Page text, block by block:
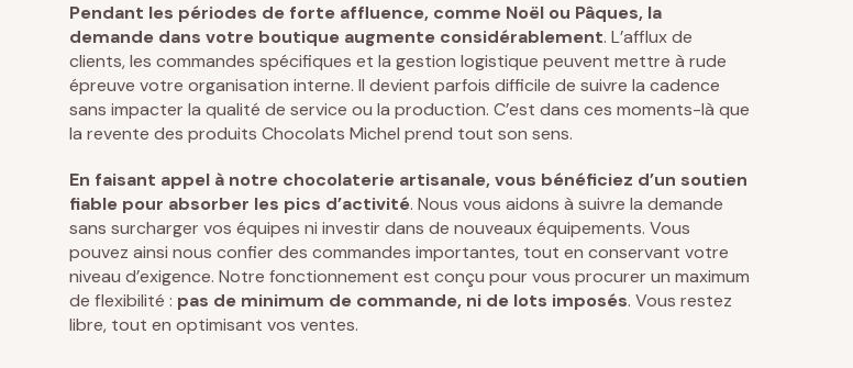
Pendant les périodes de forte affluence, comme Noël ou Pâques, la
demande dans votre boutique augmente considérablement. L’afflux de
clients, les commandes spécifiques et la gestion logistique peuvent mettre à rude
épreuve votre organisation interne. Il devient parfois difficile de suivre la cadence
sans impacter la qualité de service ou la production. C’est dans ces moments-là que
la revente des produits Chocolats Michel prend tout son sens.
En faisant appel à notre chocolaterie artisanale, vous bénéficiez d’un soutien
fiable pour absorber les pics d’activité. Nous vous aidons à suivre la demande
sans surcharger vos équipes ni investir dans de nouveaux équipements. Vous
pouvez ainsi nous confier des commandes importantes, tout en conservant votre
niveau d’exigence. Notre fonctionnement est conçu pour vous procurer un maximum
de flexibilité : pas de minimum de commande, ni de lots imposés. Vous restez
libre, tout en optimisant vos ventes.